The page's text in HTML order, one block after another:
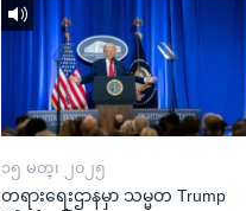
၁၅ မတ္၊ ၂၀၂၅
တရားရေးဌာနမှာ သမ္မတ Trump